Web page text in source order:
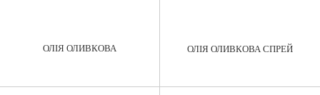
ОЛІЯ ОЛИВКОВА ОЛІЯ ОЛИВКОВА СПРЕЙ